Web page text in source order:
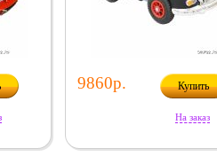
9860р. Купить
На заказ